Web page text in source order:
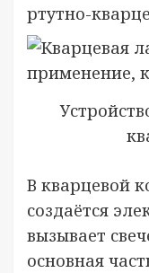
ртутно-
В кварцевой
создаётся
вызывает
основная